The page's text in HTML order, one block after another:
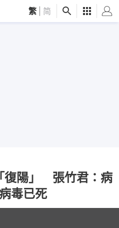
繁 简
復陽」 張竹君：病
毒已死